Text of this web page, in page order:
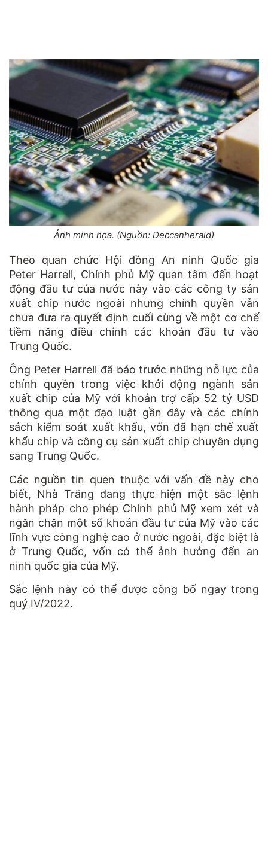
Ảnh minh họa. (Nguồn: Deccanherald)
Theo quan chức Hội đồng An ninh Quốc gia
Peter Harrell, Chính phủ Mỹ quan tâm đến hoạt
động đầu tư của nước này vào các công ty sản
xuất chip nước ngoài nhưng chính quyền vẫn
chưa đưa ra quyết định cuối cùng về một cơ chế
tiềm năng điều chỉnh các khoản đầu tư vào
Trung Quốc.
Ông Peter Harrell đã báo trước những nỗ lực của
chính quyền trong việc khởi động ngành sản
xuất chip của Mỹ với khoản trợ cấp 52 tỷ USD
thông qua một đạo luật gần đây và các chính
sách kiểm soát xuất khẩu, vốn đã hạn chế xuất
khẩu chip và công cụ sản xuất chip chuyên dụng
sang Trung Quốc.
Các nguồn tin quen thuộc với vấn đề này cho
biết, Nhà Trắng đang thực hiện một sắc lệnh
hành pháp cho phép Chính phủ Mỹ xem xét và
ngăn chặn một số khoản đầu tư của Mỹ vào các
lĩnh vực công nghệ cao ở nước ngoài, đặc biệt là
ở Trung Quốc, vốn có thể ảnh hưởng đến an
ninh quốc gia của Mỹ.
Sắc lệnh này có thể được công bố ngay trong
quý IV/2022.